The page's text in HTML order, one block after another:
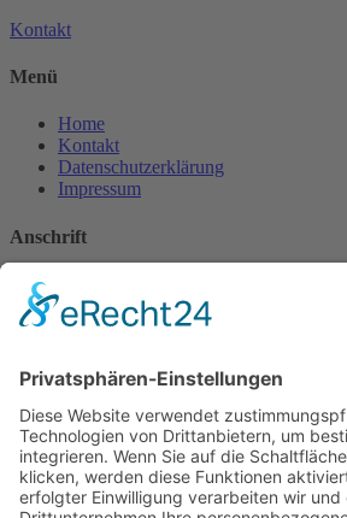
Kontakt
Menü
Home
Kontakt
Datenschutzerklärung
Impressum
Anschrift
Hottmann GmbH
Bernhardstraße 13
Deutschland
Kontakt
Tel.: 06021-5824661
Fax: 06021-5824662
Mobil: 0170-2844607